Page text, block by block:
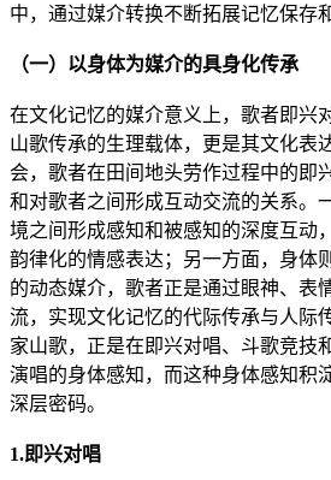
中，通过媒介转换不断拓展记忆保存
（一）以身体为媒介的具身化传承
在文化记忆的媒介意义上，歌者即兴
山歌传承的生理载体，更是其文化表
会，歌者在田间地头劳作过程中的即
和对歌者之间形成互动交流的关系。
境之间形成感知和被感知的深度互动
韵律化的情感表达；另一方面，身体
的动态媒介，歌者正是通过眼神、表
流，实现文化记忆的代际传承与人际
家山歌，正是在即兴对唱、斗歌竞技
演唱的身体感知，而这种身体感知积
深层密码。
1.即兴对唱